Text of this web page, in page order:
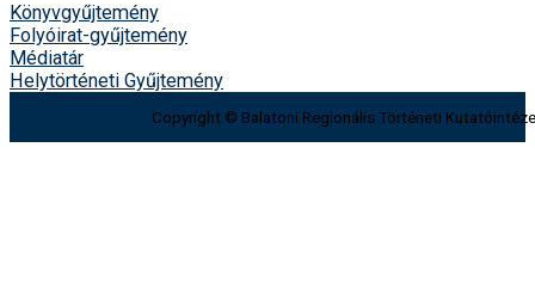
Könyvgyűjtemény
Folyóirat-gyűjtemény
Médiatár
Helytörténeti Gyűjtemény
Copyright © Balatoni Regionális Történeti